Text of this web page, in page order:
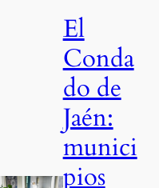
El
Conda
do de
Jaén:
munici
pios